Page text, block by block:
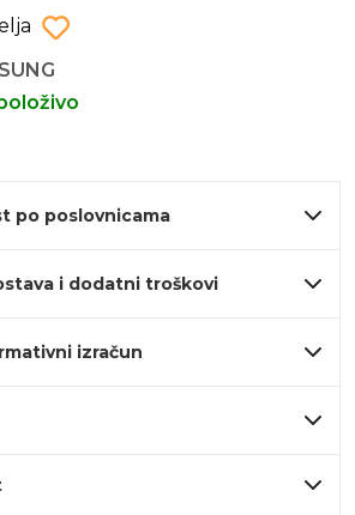
po poslovnicama
i dodatni troškovi
izračun